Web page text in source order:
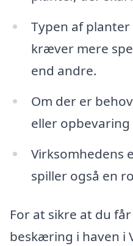
Typen af
kræver mere
end andre.
Om der er
eller opbevaring
Virksomhedens
spiller også en
For at sikre at du
beskæring i haven i